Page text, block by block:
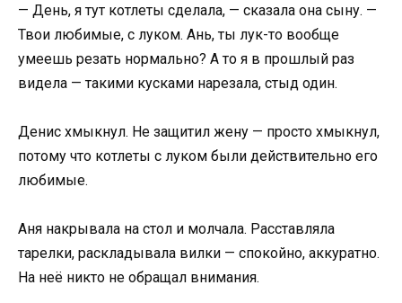
— День, я тут котлеты сделала, — сказала она сыну. —
Твои любимые, с луком. Ань, ты лук-то вообще
умеешь резать нормально? А то я в прошлый раз
видела — такими кусками нарезала, стыд один.
Денис хмыкнул. Не защитил жену — просто хмыкнул,
потому что котлеты с луком были действительно его
любимые.
Аня накрывала на стол и молчала. Расставляла
тарелки, раскладывала вилки — спокойно, аккуратно.
На неё никто не обращал внимания.